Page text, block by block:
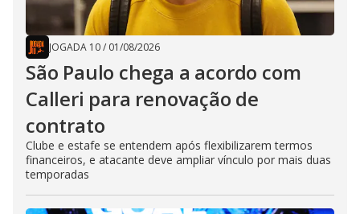
JOGADA 10/ 01/08/2026
São Paulo chega a acordo com
Calleri para renovação de
contrato
Clube e estafe se entendem após flexibilizarem termos
financeiros, e atacante deve ampliar vínculo por mais duas
temporadas